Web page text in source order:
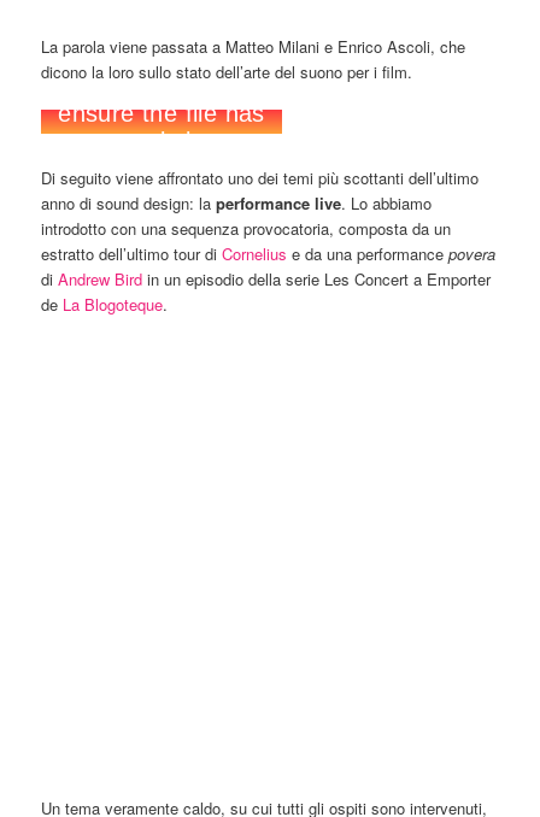
La parola viene passata a Matteo Milani e Enrico Ascoli, che
dicono la loro sullo stato dell’arte del suono per i film.
Di seguito viene affrontato uno dei temi più scottanti dell’ultimo
anno di sound design: laperformance live. Lo abbiamo
introdotto con una sequenza provocatoria, composta da un
estratto dell’ultimo tour diCornelius e da una performancepovera
diAndrew Bird in un episodio della serie Les Concert a Emporter
de La Blogoteque.
Un tema veramente caldo, su cui tutti gli ospiti sono intervenuti,